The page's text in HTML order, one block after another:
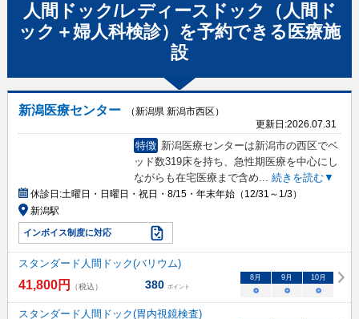
人間ドック/レディースドック（人間ド
ック＋婦人科検診） を予約できる 医療施
設
新潟医療センター
（新潟県 新潟市西区）
更新日:2026.07.31
特徴 新潟医療センターは新潟市の西区でベ
ッド数319床を持ち、急性期医療を中心にし
ながらも在宅医療まで含め... 続きを読む▼
休診日:土曜日・日曜日・祝日・8/15・年末年始（12/31～1/3）
新潟駅
インボイス制度に対応
スタンダード人間ドック(バリウム)
41,800円 （税込） 380 ポイント
8月 9月 10月
○ ○ ○
スタンダード人間ドック(胃内視鏡検査)